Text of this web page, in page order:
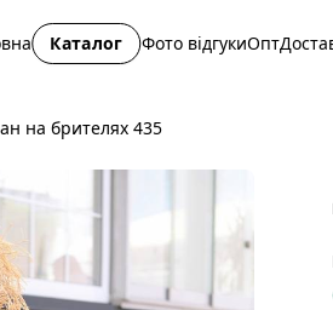
Каталог Фото відгукиОпт
на брителях 435